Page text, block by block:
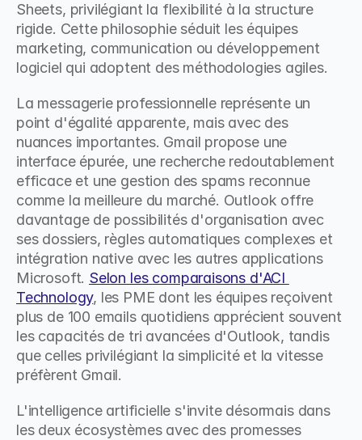
Sheets, privilégiant la flexibilité à la structure
rigide. Cette philosophie séduit les équipes
marketing, communication ou développement
logiciel qui adoptent des méthodologies agiles.
La messagerie professionnelle représente un
point d'égalité apparente, mais avec des
nuances importantes. Gmail propose une
interface épurée, une recherche redoutablement
efficace et une gestion des spams reconnue
comme la meilleure du marché. Outlook offre
davantage de possibilités d'organisation avec
ses dossiers, règles automatiques complexes et
intégration native avec les autres applications
Microsoft. Selon les comparaisons d'ACI
Technology, les PME dont les équipes reçoivent
plus de 100 emails quotidiens apprécient souvent
les capacités de tri avancées d'Outlook, tandis
que celles privilégiant la simplicité et la vitesse
préfèrent Gmail.
L'intelligence artificielle s'invite désormais dans
les deux écosystèmes avec des promesses